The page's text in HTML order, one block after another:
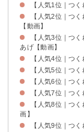
【人気1位｜つ
【人気2位｜つ
【動画】
【人気3位｜つ
あげ【動画】
【人気4位｜つ
【人気5位｜つ
【人気6位｜つ
【人気7位｜つ
【人気8位｜つ
画】
【人気9位｜つ